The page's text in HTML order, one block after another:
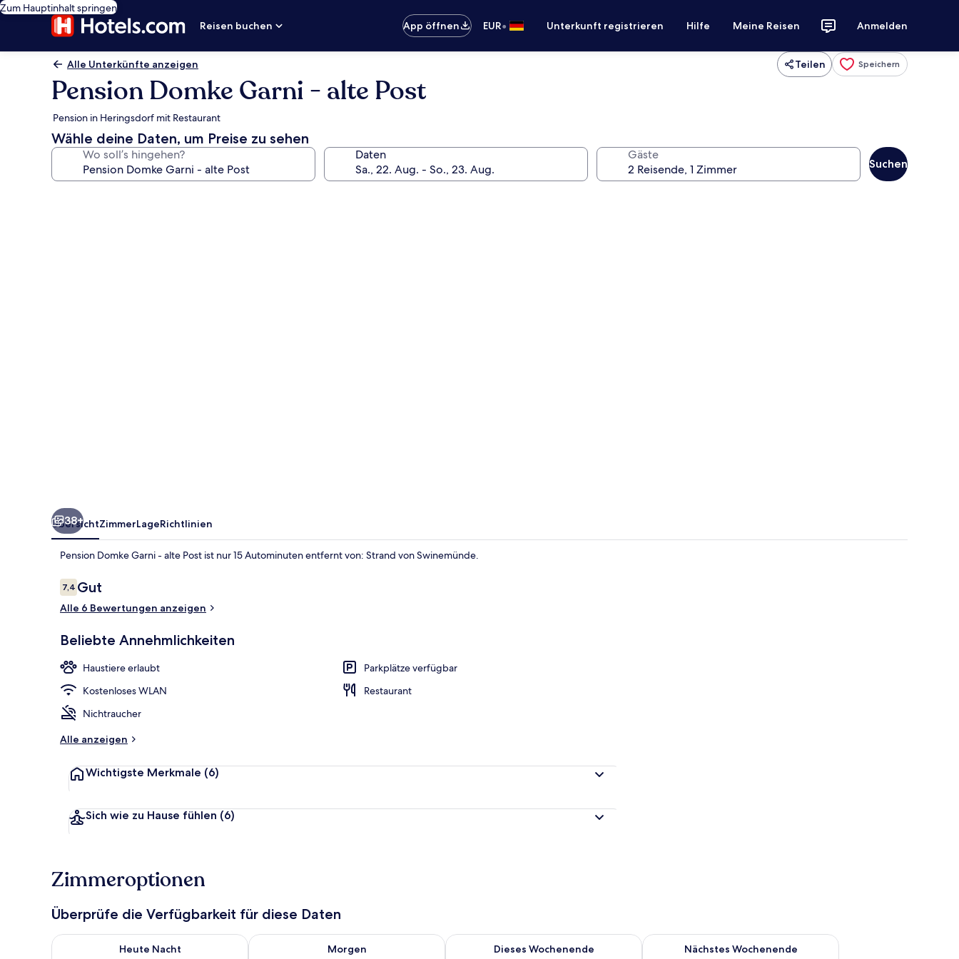
Zum Hauptinhalt springen
Reisen buchen
App öffnen EUR• Unterkunft registrieren Hilfe Meine Reisen Anmelden
Alle Unterkünfte anzeigen Teilen Speichern
Pension Domke Garni - alte Post
Pension in Heringsdorf mit Restaurant
Wähle deine Daten, um Preise zu sehen
Wo soll’s hingehen? Daten Gäste
Suchen
Apartment, 1 Schlafzimmer (Heringsdorf) | Hochwertige Bettwaren, Schreibtisch, laptopgeeigneter Arbeitsplatz
38+
ÜbersichtZimmerLageRichtlinien
Pension Domke Garni - alte Post ist nur 15 Autominuten entfernt von: Strand von Swinemünde.
Bewertungen
7,47,4 von 10.
Gut
Alle 6 Bewertungen anzeigen
Beliebte Annehmlichkeiten
Haustiere erlaubt
Parkplätze verfügbar
Kostenloses WLAN
Restaurant
Nichtraucher
Alle anzeigen
Wichtigste Merkmale (6)
Sich wie zu Hause fühlen (6)
Zimmeroptionen
Überprüfe die Verfügbarkeit für diese Daten
Heute Nacht
Überprüfe die Verfügbarkeit für heute Nacht, Aug. 8 - Aug. 9.
Morgen
Überprüfe die Verfügbarkeit für morgen, Aug. 9 - Aug. 10.
Dieses Wochenende
Überprüfe die Verfügbarkeit für dieses Wochenende, Aug. 14 - Aug. 16.
Nächstes Wochenende
Überprüfe die Verfügbarkeit für nächstes Wochenende, Aug.